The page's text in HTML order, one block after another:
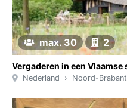
max. 30 2
Nederland Noord-Brabant